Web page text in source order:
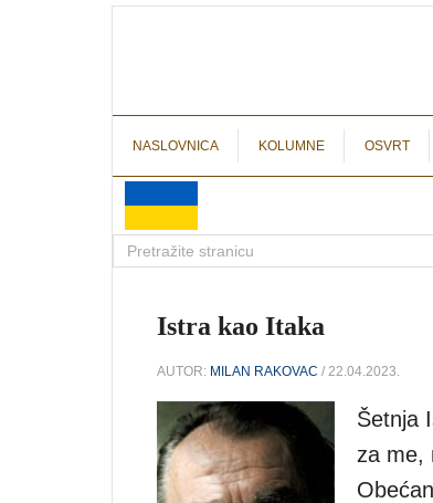
NASLOVNICA KOLUMNE OSVRT
Istra kao Itaka
AUTOR: MILAN RAKOVAC / 22.04.2023.
Šetnja
za me,